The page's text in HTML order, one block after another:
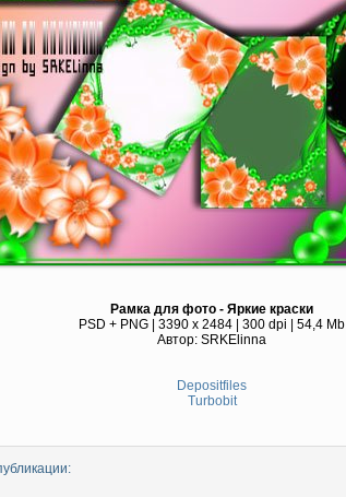
Рамка для фото - Яркие краски
PSD + PNG | 3390 x 2484 | 300 dpi | 54,4 Mb
Автор: SRKElinna
Depositfiles
Turbobit